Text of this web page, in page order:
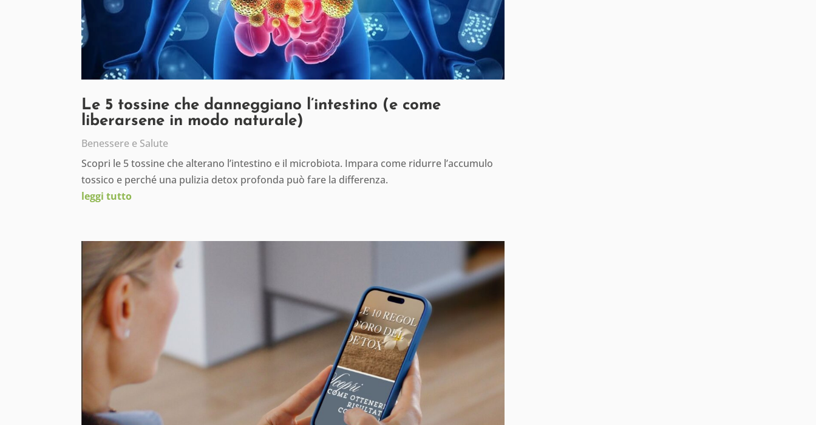
Le 5 tossine che danneggiano l’intestino (e come
liberarsene in modo naturale)
Benessere e Salute
Scopri le 5 tossine che alterano l’intestino e il microbiota. Impara come ridurre l’accumulo
tossico e perché una pulizia detox profonda può fare la differenza.
leggi tutto